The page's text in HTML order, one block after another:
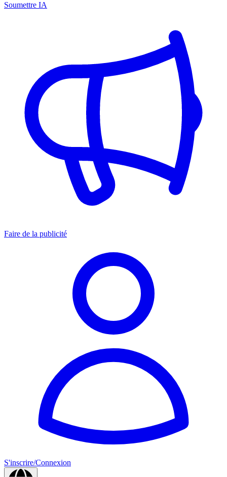
Soumettre IA
Faire de la publicité
S'inscrire/Connexion